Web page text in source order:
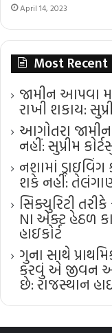
April 14, 2023
Most Recent
જામીન આપવા
રાખી શકાય:
આગોતરા જામીન
નહીં: સુપ્રીમ
નશામાં
શકે નહીં:
સિક્યુરિટી
NI એક્ટ હેઠળ
હાઇકોર્ટ
ગુના સાથે
કરવું એ જીવન
છે: રાજસ્થાન